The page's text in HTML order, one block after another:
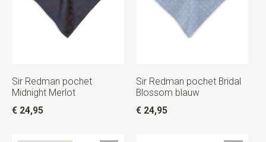
Sir Redman pochet
Midnight Merlot
€ 24,95
Sir Redman pochet Bridal
Blossom blauw
€ 24,95